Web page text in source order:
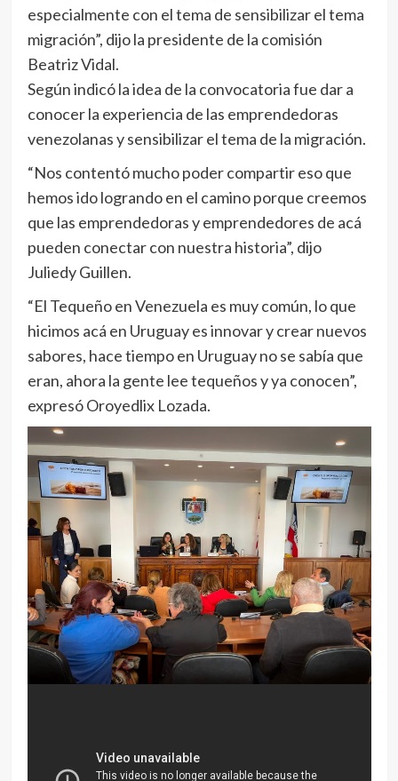
especialmente con el tema de sensibilizar el tema
migración”, dijo la presidente de la comisión
Beatriz Vidal.
Según indicó la idea de la convocatoria fue dar a
conocer la experiencia de las emprendedoras
venezolanas y sensibilizar el tema de la migración.
“Nos contentó mucho poder compartir eso que
hemos ido logrando en el camino porque creemos
que las emprendedoras y emprendedores de acá
pueden conectar con nuestra historia”, dijo
Juliedy Guillen.
“El Tequeño en Venezuela es muy común, lo que
hicimos acá en Uruguay es innovar y crear nuevos
sabores, hace tiempo en Uruguay no se sabía que
eran, ahora la gente lee tequeños y ya conocen”,
expresó Oroyedlix Lozada.